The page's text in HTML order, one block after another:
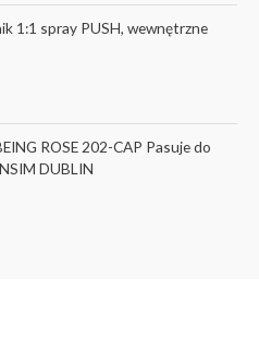
1:1 spray PUSH, wewnętrzne
ROSE 202-CAP Pasuje do
DUBLIN